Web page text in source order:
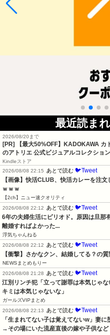
最近読ま
2026/08/20まで
[PR]
【最大50%OFF】KADOKAWA
のアトリエ 公式ビジュアルコレクショ
Kindleストア
2026/08/08 22:15
あとで読む 🐦Tweet
【画像】快活CLUB、快活カレーを注
ｗｗｗ
【2ch】ニュー速クオリティ
2026/08/08 22:12
あとで読む 🐦Tweet
6年の夫婦生活にピリオド。原因は旦那
離婚すればよかった...
浮気ちゃんねる
2026/08/08 22:12
あとで読む 🐦Tweet
【衝撃】さかなクン、結婚してる？の
NEWSまとめもりー
2026/08/08 21:28
あとで読む 🐦Tweet
江別リンチ犯「立って謝罪は本気じゃ
キミは本気じゃないな」
ガールズVIPまとめ
2026/08/08 22:13
あとで読む 🐦Tweet
「生まれてない子は覚えてないw」妻
→その場にいた流産直後の嫁や子供な